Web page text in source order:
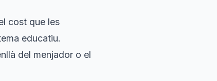
cost que les
educatiu.
del menjador o el